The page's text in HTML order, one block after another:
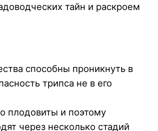
тайн и раскроем
способны проникнуть в
трипса не в его
плодовиты и поэтому
через несколько стадий